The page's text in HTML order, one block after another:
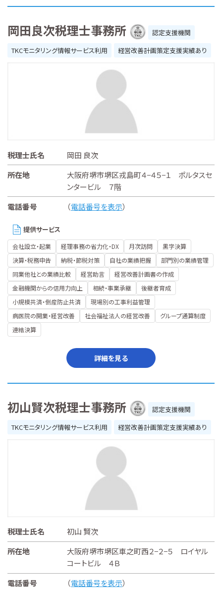
岡田良次税理士事務所
認定支援機関
TKCモニタリング情報サービス利用
経営改善計画策定支援実績あり
税理士氏名
岡田 良次
所在地
大阪府堺市堺区戎島町４−４５−１ ポルタスセ
ンタービル ７階
電話番号
（電話番号を表示）
提供サービス
会社設立・起業 経理事務の省力化・DX 月次訪問
黒字決算
決算・税務申告
納税・節税対策 自社の業績把握
部門別の業績管理
同業他社との業績比較
経営助言
経営改善計画書の作成
金融機関からの信用力向上
相続・事業承継
後継者育成
小規模共済・倒産防止共済
現場別の工事利益管理
病医院の開業・経営改善
社会福祉法人の経営改善
グループ通算制度
連結決算
詳細を見る
初山賢次税理士事務所
認定支援機関
TKCモニタリング情報サービス利用
経営改善計画策定支援実績あり
税理士氏名
初山 賢次
所在地
大阪府堺市堺区車之町西２−２−５ ロイヤル
コートビル ４Ｂ
電話番号
（電話番号を表示）